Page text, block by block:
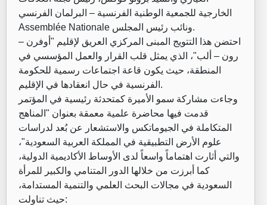
الخارجية للجمعية الوطنية الفرنسية – البرلمان الفرنسي
Assemblée Nationale ونائب رئيس المجلس.
احتضن هذا التتويج المبنى المركزي العريق لإقليم "أوفرن –
رون – ألب"، الذي يمثل قلب القرار والعمل المؤسسي في
المنطقة، حيث يكون قاعة اجتماعات رسمية للحكومة
الفرنسية في حال انعقادها في الإقليم.
وجاءت مشاركة سمو الأميرة كمتحدثة رئيسية في المؤتمر
قدمت فيها محاضرة علمية معمقة بعنوان "المناهج
المتكاملة في الجيوماتكس والاستشعار عن بُعد لدراسات
علوم الأرض التطبيقية في المملكة العربية السعودية"،
والتي أثارت اهتماماً واسعاً لدى الأوساط الأكاديمية الدولية،
كما أبرزت من خلالها الدور المتنامي والكبير للمرأة
السعودية في مجالات البحث العلمي والتنمية المستدامة،
حيث تناولت: